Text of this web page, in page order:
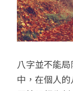
八字並不能
中，在個人